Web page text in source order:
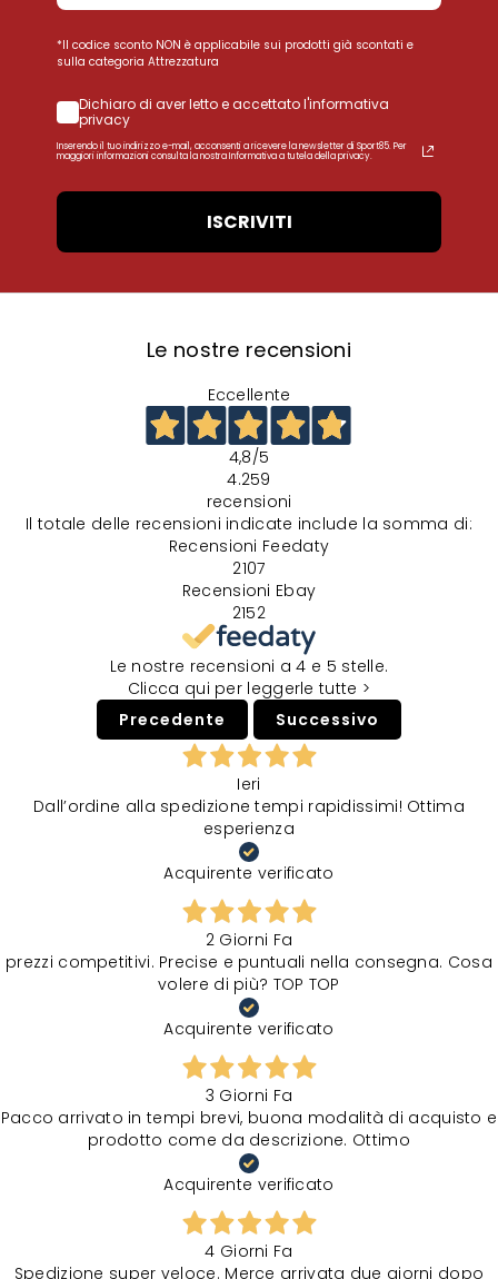
*Il codice sconto NON è applicabile sui prodotti già scontati e
sulla categoria Attrezzatura
Dichiaro di aver letto e accettato l'informativa
privacy
Inserendo il tuo indirizzo e-mail, acconsenti a ricevere la newsletter di Sport85. Per
maggiori informazioni consulta la nostra Informativa a tutela della privacy.
ISCRIVITI
Le nostre recensioni
Eccellente
4,8/5
4.259
recensioni
Il totale delle recensioni indicate include la somma di:
Recensioni Feedaty
2107
Recensioni Ebay
2152
Le nostre recensioni a 4 e 5 stelle.
Clicca qui per leggerle tutte >
Precedente
Successivo
Ieri
Dall’ordine alla spedizione tempi rapidissimi! Ottima
esperienza
Acquirente verificato
2 Giorni Fa
prezzi competitivi. Precise e puntuali nella consegna. Cosa
volere di più? TOP TOP
Acquirente verificato
3 Giorni Fa
Pacco arrivato in tempi brevi, buona modalità di acquisto e
prodotto come da descrizione. Ottimo
Acquirente verificato
4 Giorni Fa
Spedizione super veloce. Merce arrivata due giorni dopo